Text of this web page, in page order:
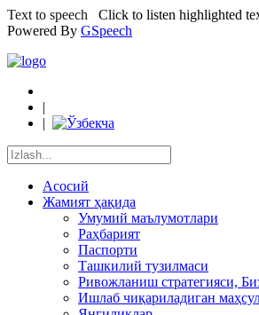
Text to speech Click to listen highlighted
Powered By GSpeech
|
|
Асосий
Жамият ҳақида
Умумий маълумотлари
Раҳбарият
Паспорти
Ташкилий тузилмаси
Ривожланиш стратегияси,
Ишлаб чиқариладиган